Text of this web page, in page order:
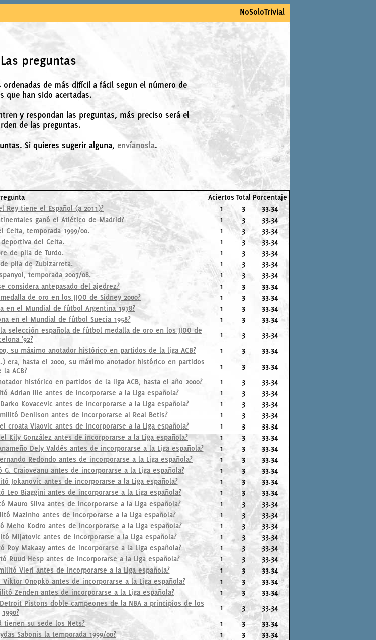
NoSoloTrivial
Las preguntas
de más difícil a fácil segun el número de
que han sido acertadas.
y respondan las preguntas, más preciso será el
de las preguntas.
Si quieres sugerir alguna, envíanosla.
Aciertos Total Porcentaje
Rey tiene el Español (a 2011)? 1 3
33.34
ganó el Atlético de Madrid? 1 3
33.34
Celta, temporada 1999/00. 1 3
33.34
del Celta. 1 3
33.34
de pila de Turdo. 1 3
33.34
pila de Zubizarreta. 1 3
33.34
temporada 2007/08. 1 3
33.34
considera antepasado del ajedrez? 1 3
33.34
de oro en los JJOO de Sidney 2000? 1 3
33.34
en el Mundial de fútbol Argentina 1978? 1 3
33.34
en el Mundial de fútbol Suecia 1958? 1 3
33.34
selección española de fútbol medalla de oro en los JJOO de
'92?
1 3
33.34
su máximo anotador histórico en partidos de la liga ACB? 1 3
33.34
era, hasta el 2000, su máximo anotador histórico en partidos
la ACB?
1 3
33.34
histórico en partidos de la liga ACB, hasta el año 2000? 1 3
33.34
Adrian Ilie antes de incorporarse a la Liga española? 1 3
33.34
Kovacevic antes de incorporarse a la Liga española? 1 3
33.34
Denilson antes de incorporarse al Real Betis? 1 3
33.34
Vlaovic antes de incorporarse a la Liga española? 1 3
33.34
González antes de incorporarse a la Liga española? 1 3
33.34
Dely Valdés antes de incorporarse a la Liga española? 1 3
33.34
Redondo antes de incorporarse a la Liga española? 1 3
33.34
Craioveanu antes de incorporarse a la Liga española? 1 3
33.34
Jokanovic antes de incorporarse a la Liga española? 1 3
33.34
Biaggini antes de incorporarse a la Liga española? 1 3
33.34
Silva antes de incorporarse a la Liga española? 1 3
33.34
Mazinho antes de incorporarse a la Liga española? 1 3
33.34
Kodro antes de incorporarse a la Liga española? 1 3
33.34
Mijatovic antes de incorporarse a la Liga española? 1 3
33.34
Makaay antes de incorporarse a la Liga española? 1 3
33.34
Hesp antes de incorporarse a la Liga española? 1 3
33.34
Vieri antes de incorporarse a la Liga española? 1 3
33.34
Onopko antes de incorporarse a la Liga española? 1 3
33.34
Zenden antes de incorporarse a la Liga española? 1 3
33.34
Pistons doble campeones de la NBA a principios de los
1990?
1 3
33.34
tienen su sede los Nets? 1 3
33.34
Sabonis la temporada 1999/00? 1 3
33.34